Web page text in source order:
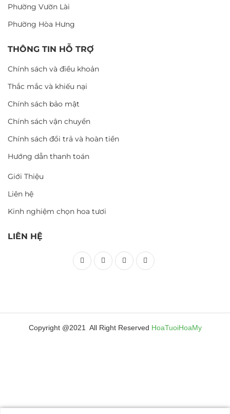
Phường Vườn Lài
Phường Hòa Hưng
THÔNG TIN HỖ TRỢ
Chính sách và điều khoản
Thắc mắc và khiếu nại
Chính sách bảo mật
Chính sách vận chuyển
Chính sách đổi trả và hoàn tiền
Hướng dẫn thanh toán
Giới Thiệu
Liên hệ
Kinh nghiệm chọn hoa tươi
LIÊN HỆ
Copyright @2021 All Right Reserved HoaTuoiHoaMy